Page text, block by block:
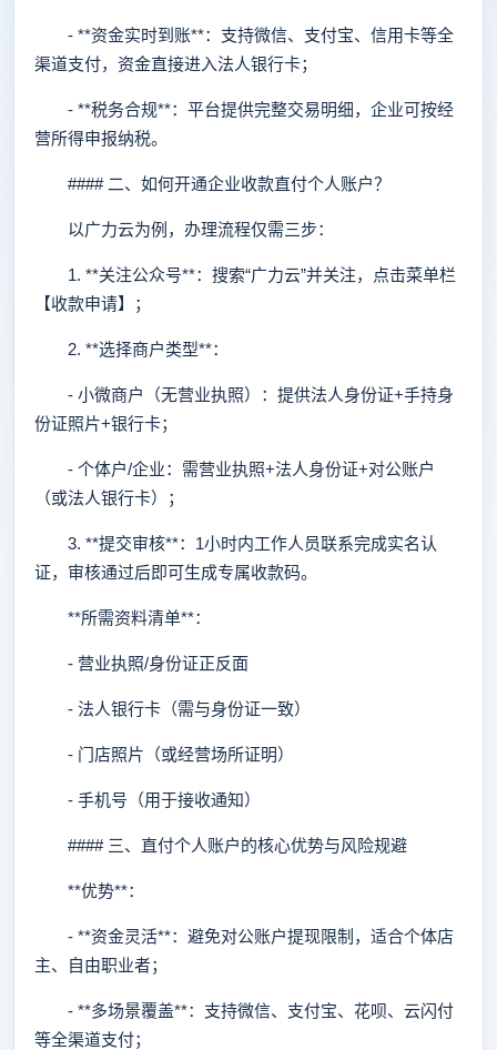
- **资金实时到账**：支持微信、支付宝、信用卡等全
渠道支付，资金直接进入法人银行卡；
- **税务合规**：平台提供完整交易明细，企业可按经
营所得申报纳税。
#### 二、如何开通企业收款直付个人账户？
以广力云为例，办理流程仅需三步：
1. **关注公众号**：搜索“广力云”并关注，点击菜单栏
【收款申请】；
2. **选择商户类型**：
- 小微商户（无营业执照）：提供法人身份证+手持身
份证照片+银行卡；
- 个体户/企业：需营业执照+法人身份证+对公账户
（或法人银行卡）；
3. **提交审核**：1小时内工作人员联系完成实名认
证，审核通过后即可生成专属收款码。
**所需资料清单**：
- 营业执照/身份证正反面
- 法人银行卡（需与身份证一致）
- 门店照片（或经营场所证明）
- 手机号（用于接收通知）
#### 三、直付个人账户的核心优势与风险规避
**优势**：
- **资金灵活**：避免对公账户提现限制，适合个体店
主、自由职业者；
- **多场景覆盖**：支持微信、支付宝、花呗、云闪付
等全渠道支付；